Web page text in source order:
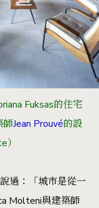
Fuksas的住宅
師Jean Prouvé的設
說過：「城市是從一
Molteni與建築師